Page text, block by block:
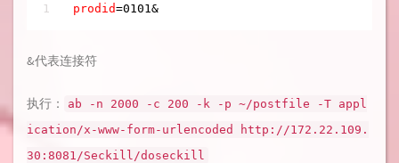
prodid=0101&
&代表连接符
执行：
ab -n 2000 -c 200 -k -p ~/postfile -T appl
ication/x-www-form-urlencoded http://172.22.109.
30:8081/Seckill/doseckill